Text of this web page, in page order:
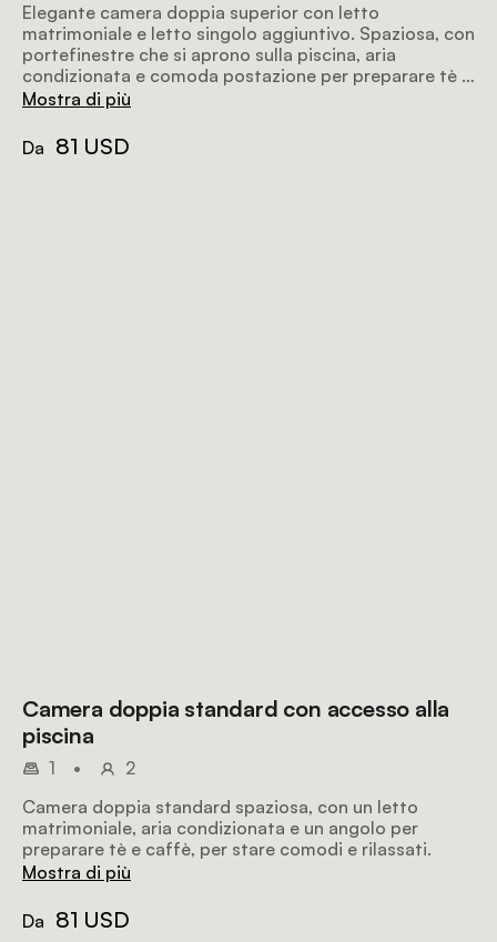
Elegante camera doppia superior con letto
matrimoniale e letto singolo aggiuntivo. Spaziosa, con
portefinestre che si aprono sulla piscina, aria
condizionata e comoda postazione per preparare tè e
caffè.
Mostra di più
Da 81 USD
Camera doppia standard con accesso alla
piscina
1 •
2
Camera doppia standard spaziosa, con un letto
matrimoniale, aria condizionata e un angolo per
preparare tè e caffè, per stare comodi e rilassati.
Mostra di più
Da 81 USD